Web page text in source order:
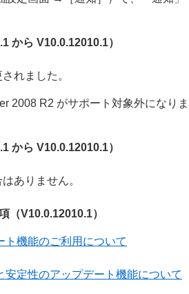
から V10.0.12010.1）
れました。
2008 R2 がサポート対象外になり
から V10.0.12010.1）
ありません。
（V10.0.12010.1）
ト機能のご利用について
安定性のアップデート機能について